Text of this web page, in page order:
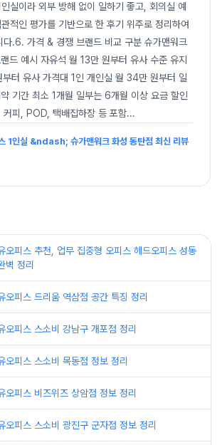
실이라 외부 방해 없이 일하기 좋고, 회의실 예
적인 평가를 기반으로 한 후기 위주로 정리하여
다.6. 가격 & 경쟁 브랜드 비교 구분 슈가맨워크
드 예시 자유석 월 13만 원부터 유사 수준 유지
터 유사 가격대 1인 개인실 월 34만 원부터 일
기간 최소 1개월 일부는 6개월 이상 요금 할인
커피, POD, 택배집하장 등 포함...
1인실 &ndash; 슈가맨워크 화성 동탄점 최신 리뷰
오피스 추천, 업무 집중형 오피스 헤드오피스 성동
벽 정리
오피스 드리움 역삼점 공간 특징 정리
오피스 스소비 강남구 개포점 정리
오피스 스소비 목동점 정보 정리
오피스 비즈위즈 상암점 정보 정리
오피스 스소비 광진구 군자점 정보 정리